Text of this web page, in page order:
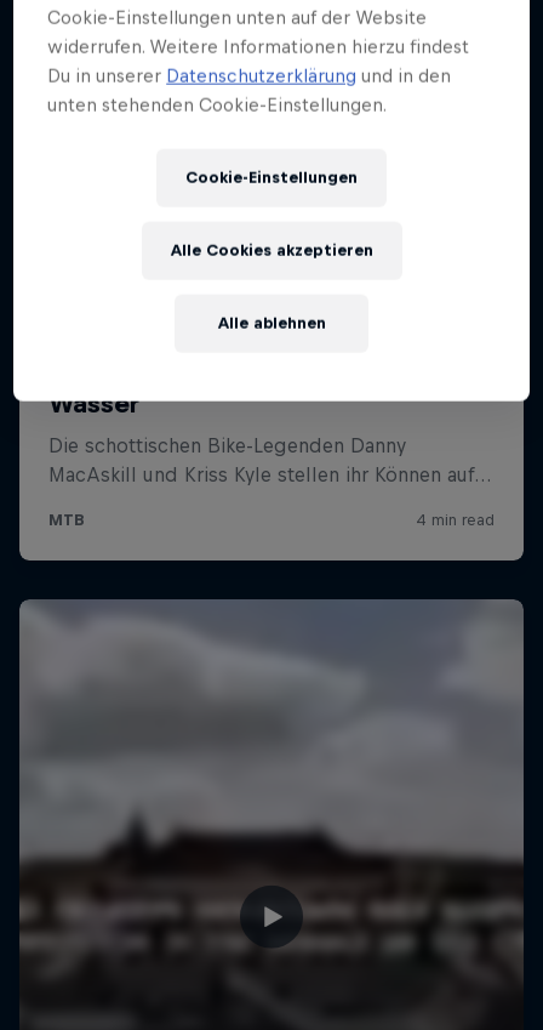
Cookie-Einstellungen unten auf der Website
widerrufen. Weitere Informationen hierzu findest
Du in unserer Datenschutzerklärung und in den
unten stehenden Cookie-Einstellungen.
Cookie-Einstellungen
Alle ablehnen
Alle Cookies akzeptieren